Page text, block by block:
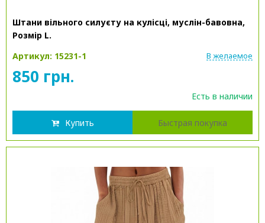
Штани вільного силуєту на кулісці, муслін-бавовна,
Розмір L.
Артикул: 15231-1
В желаемое
850 грн.
Есть в наличии
Купить Быстрая покупка